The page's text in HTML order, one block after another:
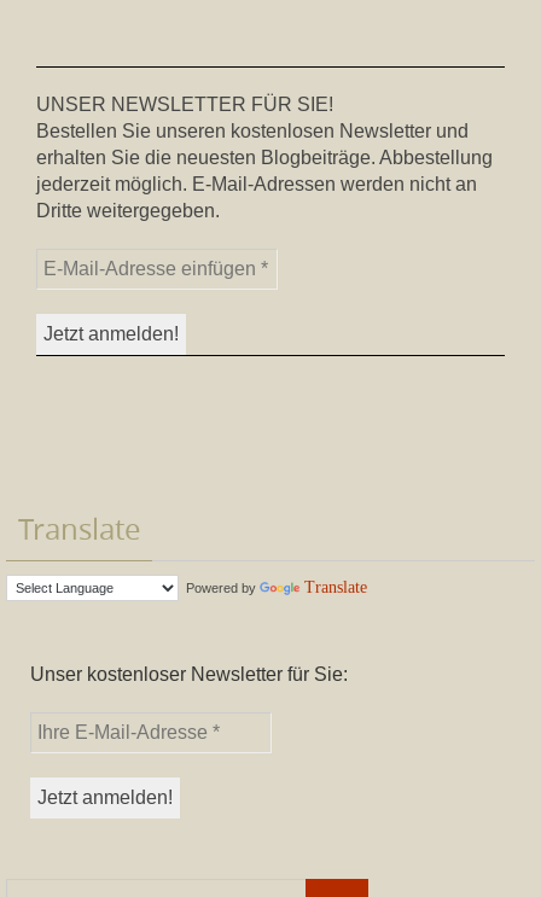
UNSER NEWSLETTER FÜR SIE!
Bestellen Sie unseren kostenlosen Newsletter und
erhalten Sie die neuesten Blogbeiträge. Abbestellung
jederzeit möglich. E-Mail-Adressen werden nicht an
Dritte weitergegeben.
Translate
Powered by Translate
Unser kostenloser Newsletter für Sie: